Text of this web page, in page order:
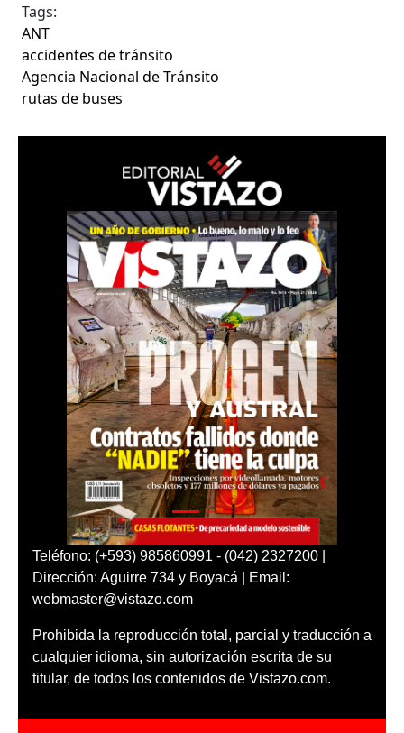
Tags:
ANT
accidentes de tránsito
Agencia Nacional de Tránsito
rutas de buses
Teléfono: (+593) 985860991 - (042) 2327200 |
Dirección: Aguirre 734 y Boyacá | Email:
webmaster@vistazo.com
Prohibida la reproducción total, parcial y traducción a
cualquier idioma, sin autorización escrita de su
titular, de todos los contenidos de Vistazo.com.